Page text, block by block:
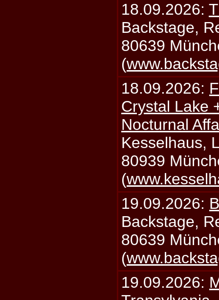
18.09.2026:
Backstage,
80639
(
18.09.2026:
Crystal Lake
Nocturnal
Kesselhaus,
80939
(
19.09.2026:
Backstage,
80639
(
19.09.2026: